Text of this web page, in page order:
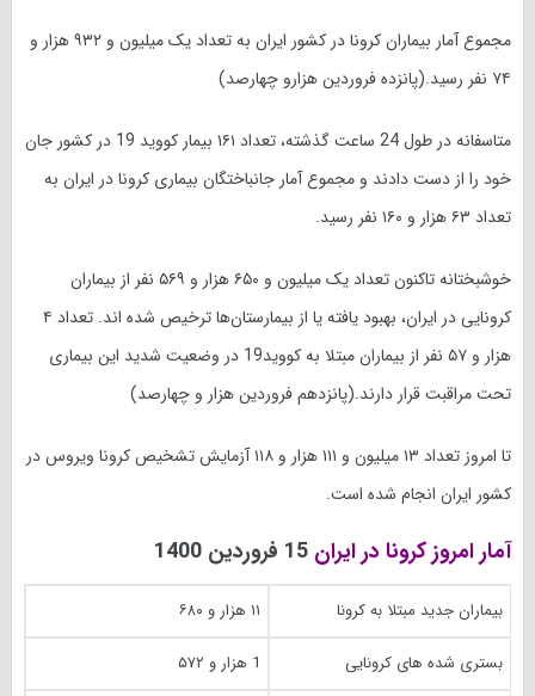
مجموع آمار بیماران کرونا در کشور ایران به تعداد یک میلیون و ۹۳۲ هزار و
۷۴ نفر رسید.(پانزده فروردین هزارو چهارصد)
متاسفانه در طول 24 ساعت گذشته، تعداد ۱۶۱ بیمار کووید 19 در کشور جان
خود را از دست دادند و مجموع آمار جانباختگان بیماری کرونا در ایران به
تعداد ۶۳ هزار و ۱۶۰ نفر رسید.
خوشبختانه تاکنون تعداد یک میلیون و ۶۵۰ هزار و ۵۶۹ نفر از بیماران
کرونایی در ایران، بهبود یافته یا از بیمارستان‌ها ترخیص شده اند. تعداد ۴
هزار و ۵۷ نفر از بیماران مبتلا به کووید19 در وضعیت شدید این بیماری
تحت مراقبت قرار دارند.(پانزدهم فروردین هزار و چهارصد)
تا امروز تعداد ۱۳ میلیون و ۱۱۱ هزار و ۱۱۸ آزمایش تشخیص کرونا ویروس در
کشور ایران انجام شده است.
آمار امروز کرونا در ایران
بیماران جدید مبتلا به کرونا ۱۱ هزار و ۶۸۰
بستری شده های کرونایی 1 هزار و ۵۷۲